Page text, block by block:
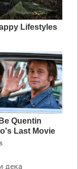
дека